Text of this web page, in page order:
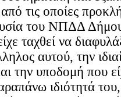
τις οποίες
του ΝΠΔΔ
ταχθεί να
αυτού, την
την υποδομή που
ιδιότητά